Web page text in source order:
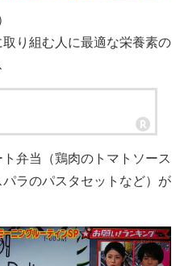
り組む人に最適な栄養素の
弁当（鶏肉のトマトソース
ラのパスタセットなど）が